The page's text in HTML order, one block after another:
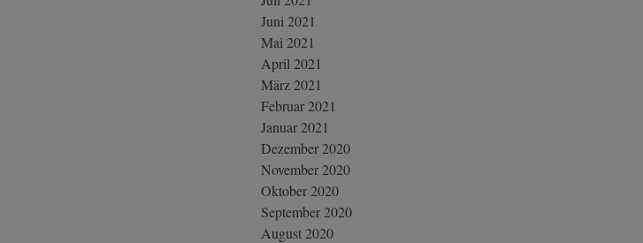
Juni 2021
Mai 2021
April 2021
März 2021
Februar 2021
Januar 2021
Dezember 2020
November 2020
Oktober 2020
September 2020
August 2020